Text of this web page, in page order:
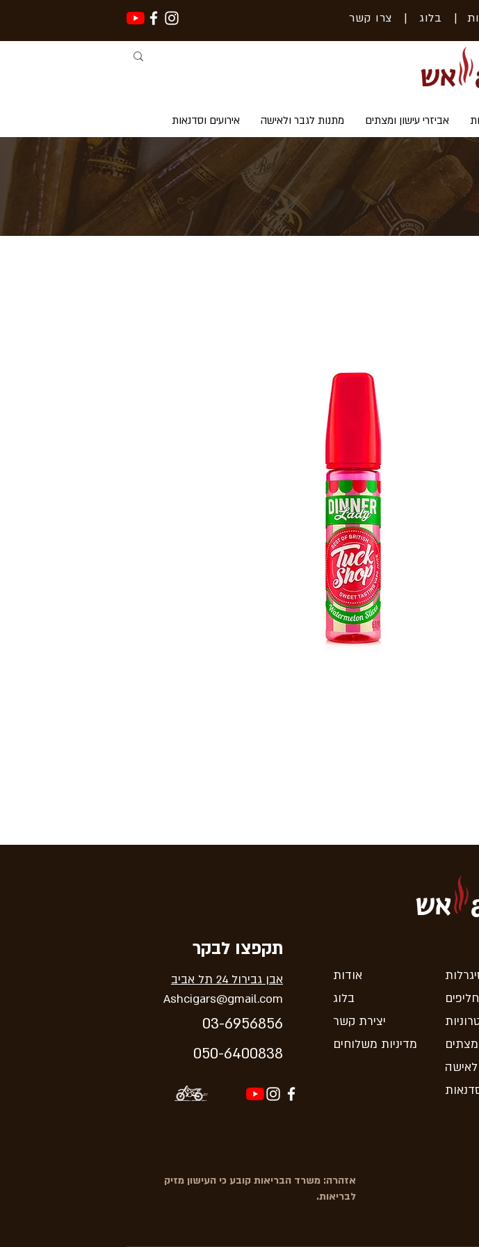
| בלוג | צרו קשר
אש
אביזרי עישון ומצתים מתנות לגבר ולאישה אירועים וסדנאות
אש
תקפצו לבקר
אבן גבירול 24 תל אביב
Ashcigars@gmail.com
03-6956856
050-6400838
אודות
בלוג
יצירת קשר
מדיניות משלוחים
אזהרה: משרד הבריאות קובע כי העישון מזיק
לבריאות.